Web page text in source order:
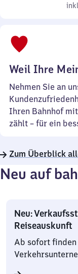
inkl.
7
Weil Ihre
Nehmen Sie an
Ihren Bahnhof
zählt – für ein
Zum Überblick
Neu auf
Neu:
Reiseauskunft
Ab sofort